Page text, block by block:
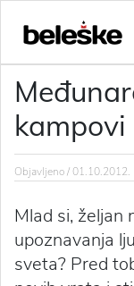
kampovi
Objavljeno /01.10.2012.
Mlad si, željan
upoznavanja
sveta? Pred